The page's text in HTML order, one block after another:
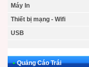
Máy In
Thiết bị mạng - Wifi
USB
• Quảng Cáo Trái